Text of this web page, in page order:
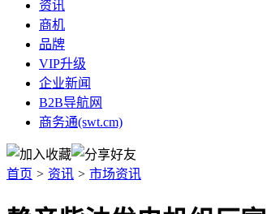
资讯
商机
品牌
VIP升级
企业新闻
B2B导航网
商务通(swt.cm)
首页 > 资讯 > 市场资讯